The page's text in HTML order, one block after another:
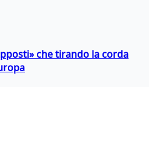
che tirando la corda